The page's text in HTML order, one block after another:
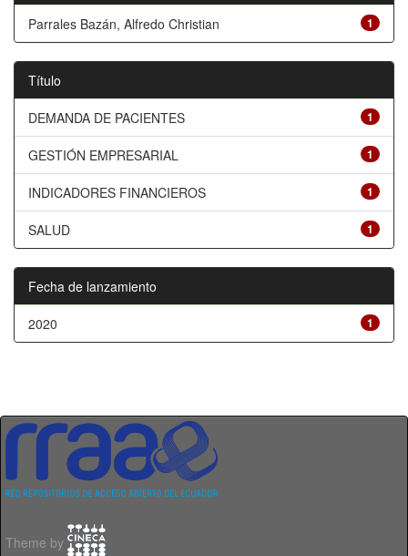
1
Parrales Bazán, Alfredo Christian
Título
1
DEMANDA DE PACIENTES
1
GESTIÓN EMPRESARIAL
1
INDICADORES FINANCIEROS
1
SALUD
Fecha de lanzamiento
1
2020
Theme by